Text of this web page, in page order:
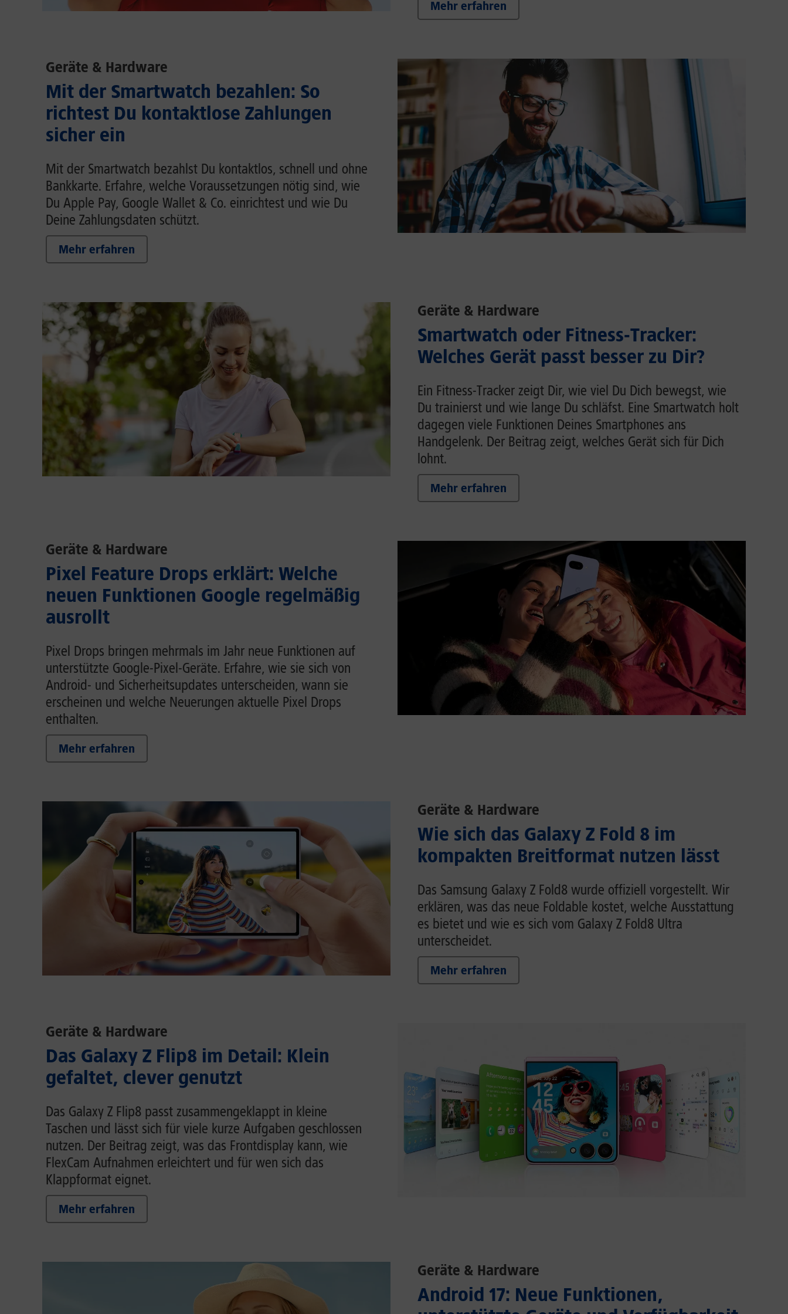
Mehr erfahren
Geräte & Hardware
Mit der Smartwatch bezahlen: So
richtest Du kontaktlose Zahlungen
sicher ein
Mit der Smartwatch bezahlst Du kontaktlos, schnell und ohne
Bankkarte. Erfahre, welche Voraussetzungen nötig sind, wie
Du Apple Pay, Google Wallet & Co. einrichtest und wie Du
Deine Zahlungsdaten schützt.
Mehr erfahren
Geräte & Hardware
Smartwatch oder Fitness-Tracker:
Welches Gerät passt besser zu Dir?
Ein Fitness-Tracker zeigt Dir, wie viel Du Dich bewegst, wie
Du trainierst und wie lange Du schläfst. Eine Smartwatch holt
dagegen viele Funktionen Deines Smartphones ans
Handgelenk. Der Beitrag zeigt, welches Gerät sich für Dich
lohnt.
Mehr erfahren
Geräte & Hardware
Pixel Feature Drops erklärt: Welche
neuen Funktionen Google regelmäßig
ausrollt
Pixel Drops bringen mehrmals im Jahr neue Funktionen auf
unterstützte Google-Pixel-Geräte. Erfahre, wie sie sich von
Android- und Sicherheitsupdates unterscheiden, wann sie
erscheinen und welche Neuerungen aktuelle Pixel Drops
enthalten.
Mehr erfahren
Geräte & Hardware
Wie sich das Galaxy Z Fold 8 im
kompakten Breitformat nutzen lässt
Das Samsung Galaxy Z Fold8 wurde offiziell vorgestellt. Wir
erklären, was das neue Foldable kostet, welche Ausstattung
es bietet und wie es sich vom Galaxy Z Fold8 Ultra
unterscheidet.
Mehr erfahren
Geräte & Hardware
Das Galaxy Z Flip8 im Detail: Klein
gefaltet, clever genutzt
Das Galaxy Z Flip8 passt zusammengeklappt in kleine
Taschen und lässt sich für viele kurze Aufgaben geschlossen
nutzen. Der Beitrag zeigt, was das Frontdisplay kann, wie
FlexCam Aufnahmen erleichtert und für wen sich das
Klappformat eignet.
Mehr erfahren
Geräte & Hardware
Android 17: Neue Funktionen,